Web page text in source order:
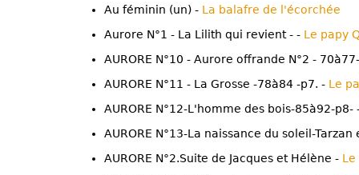
Au féminin (un) - La balafre de l'écorchée
Aurore N°1 - La Lilith qui revient - - Le papy
AURORE N°10 - Aurore offrande N°2 -
AURORE N°11 - La Grosse -78à84 -p7. - Le
AURORE N°12-L'homme des bois-85à92-p8-
AURORE N°13-La naissance du soleil-Tarzan
AURORE N°2.Suite de Jacques et Hélène - Le